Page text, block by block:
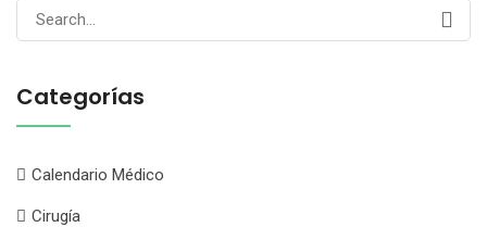
Search
for:
Categorías
Calendario Médico
Cirugía